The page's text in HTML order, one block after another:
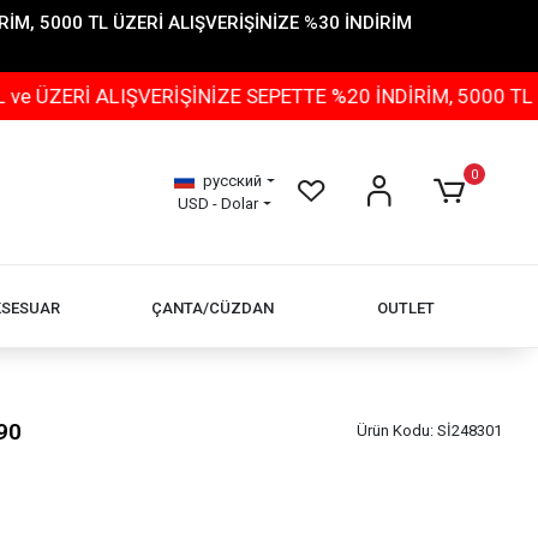
5000 TL ÜZERİ ALIŞVERİŞİNİZE %30 İNDİRİM
SEPETTE %20 İNDİRİM, 5000 TL ÜZERİ
русский
USD - Dolar
0
ÇANTA/CÜZDAN OUTLET
Ürün Kodu: Sİ248301